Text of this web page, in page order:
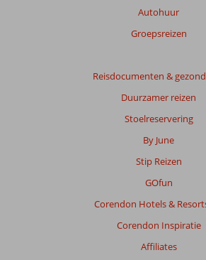
Autohuur
Groepsreizen
Reisdocumenten &
Duurzamer reizen
Stoelreservering
By June
Stip Reizen
GOfun
Corendon Hotels &
Corendon Inspiratie
Affiliates